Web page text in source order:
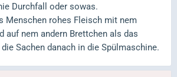
Durchfall oder sowas.
Menschen rohes Fleisch mit nem
auf nem andern Brettchen als das
Sachen danach in die Spülmaschine.